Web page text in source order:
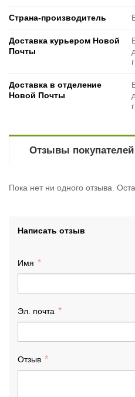
Страна-производитель
Доставка курьером Новой
Почты
Доставка в отделение
Новой Почты
Отзывы покупателей
Пока нет ни одного отзыва.
Написать отзыв
Имя
Эл. почта
Отзыв